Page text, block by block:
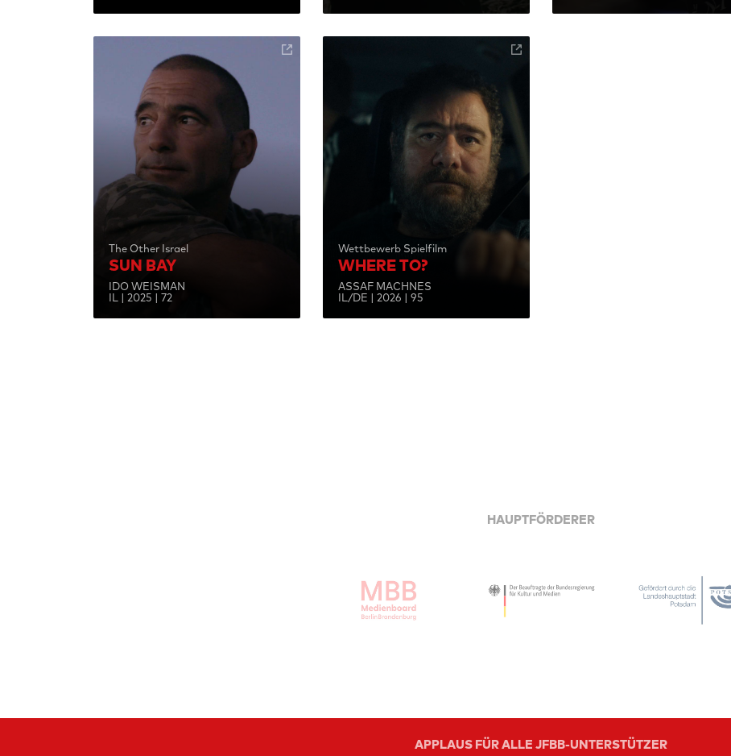
The Other Israel
SUN BAY
IDO WEISMAN
IL | 2025 | 72
Wettbewerb Spielfilm
WHERE TO?
ASSAF MACHNES
IL/DE | 2026 | 95
HAUPTFÖRDERER
APPLAUS FÜR ALLE JFBB-UNTERSTÜTZER